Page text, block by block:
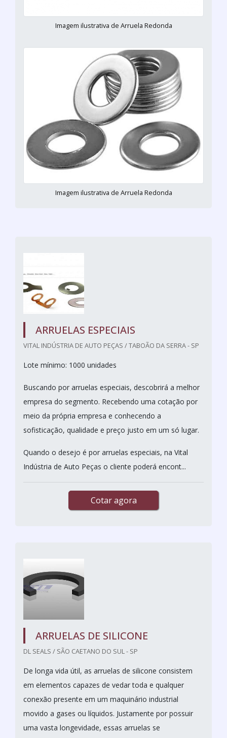
Imagem ilustrativa de Arruela Redonda
Imagem ilustrativa de Arruela Redonda
ARRUELAS ESPECIAIS
VITAL INDÚSTRIA DE AUTO PEÇAS / TABOÃO DA SERRA - SP
Lote mínimo: 1000 unidades
Buscando por arruelas especiais, descobrirá a melhor
empresa do segmento. Recebendo uma cotação por
meio da própria empresa e conhecendo a
sofisticação, qualidade e preço justo em um só lugar.
Quando o desejo é por arruelas especiais, na Vital
Indústria de Auto Peças o cliente poderá encont...
Cotar agora
ARRUELAS DE SILICONE
DL SEALS / SÃO CAETANO DO SUL - SP
De longa vida útil, as arruelas de silicone consistem
em elementos capazes de vedar toda e qualquer
conexão presente em um maquinário industrial
movido a gases ou líquidos. Justamente por possuir
uma vasta longevidade, essas arruelas se